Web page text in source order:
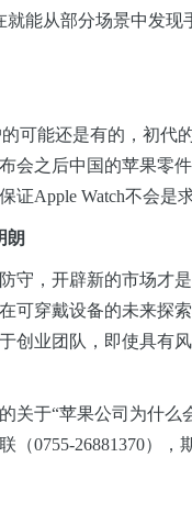
就能从部分场景中发
可能还是有的，初代
会之后中国的苹果零
证Apple Watch不会
朗
守，开辟新的市场才
可穿戴设备的未来探
创业团队，即使具有
关于“苹果公司为什
（0755-26881370）